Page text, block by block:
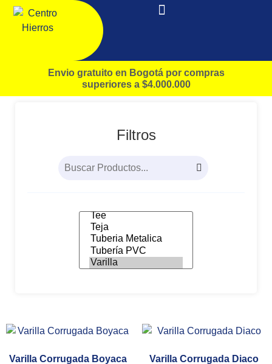
Envio gratuito en Bogotá por compras
superiores a $4.000.000
Filtros
Varilla Corrugada Boyaca Varilla Corrugada Diaco